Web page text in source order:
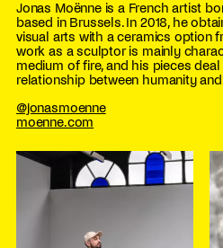
Jonas Moënne is a French artist
based in Brussels. In 2018, he
visual arts with a ceramics option
work as a sculptor is mainly
medium of fire, and his pieces
relationship between humanity
@jonasmoenne
moenne.com